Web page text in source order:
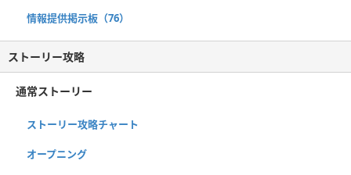
情報提供掲示板（76）
ストーリー攻略
通常ストーリー
ストーリー攻略チャート
オープニング